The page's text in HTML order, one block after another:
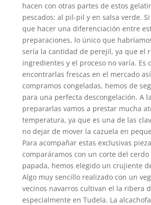
hacen con otras partes de estos
pescados: al pil-pil y en salsa verde.
que hacer una diferenciación entre
preparaciones, lo único que
sería la cantidad de perejil, ya que el
ingredientes y el proceso no varía. Es
encontrarlas frescas en el mercado
compramos congeladas, hemos de
para una perfecta descongelación. A
prepararlas vamos a prestar mucha
temperatura, ya que es una de las
no dejar de mover la cazuela en
Para acompañar estas exclusivas
comparáramos con un corte del cerdo
papada, hemos elegido un crujiente
Algo muy sencillo realizado con un
vecinos navarros cultivan el la ribera
especialmente en Tudela. La